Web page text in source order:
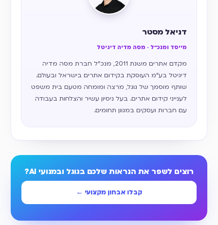
דניאל מסטר
מייסד ומנכ״ל · מסה מדיה דיגיטל
מקדם אתרים משנת 2011, מנכ״ל חברת מסה מדיה
דיגיטל בע״מ העוסקת בקידום אתרים בישראל ובעולם.
שותף מוסמך של גוגל, מרצה ומומחה מטעם בית משפט
לענייני קידום אתרים. בעל ניסיון עשיר והצלחות בעבודה
עם חברות ועסקים במגוון תחומים.
רוצים לשפר את הנראות שלכם בגוגל ובמנועי AI?
קבלו אבחון מקצועי ←